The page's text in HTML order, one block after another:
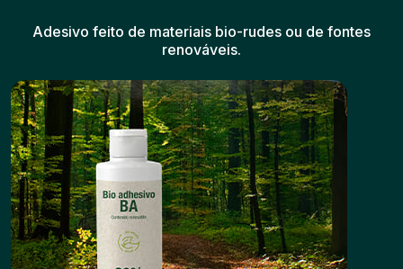
Adesivo feito de materiais bio-rudes ou de fontes
renováveis.